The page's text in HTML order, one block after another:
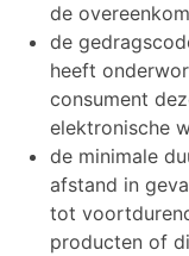
de
de
heeft
consument
elektronische
de minimale
afstand in
tot
producten of